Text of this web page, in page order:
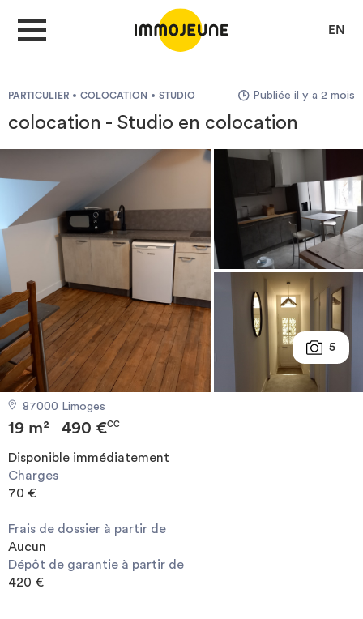
EN
DÉPOSER UNE ANNONCE
Je cherche un logement
Je propose un bien
Villes
Investir
Blog
PARTICULIER COLOCATION STUDIO Publiée il y a 2 mois
colocation - Studio en colocation
5
87000 Limoges
19 m² 490 €CC
Disponible immédiatement
Charges
70 €
Frais de dossier à partir de
Aucun
Dépôt de garantie à partir de
420 €